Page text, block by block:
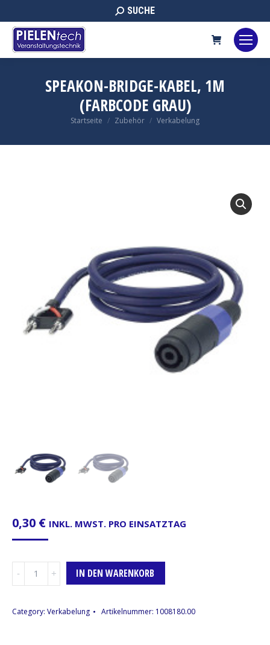
Search:
SUCHE
SPEAKON-BRIDGE-KABEL, 1M
(FARBCODE GRAU)
Sie befinden sich hier:
Startseite Zubehör Verkabelung
0,30 € INKL. MWST. PRO EINSATZTAG
1m
IN DEN WARENKORB
Category: Verkabelung Artikelnummer: 1008180.00